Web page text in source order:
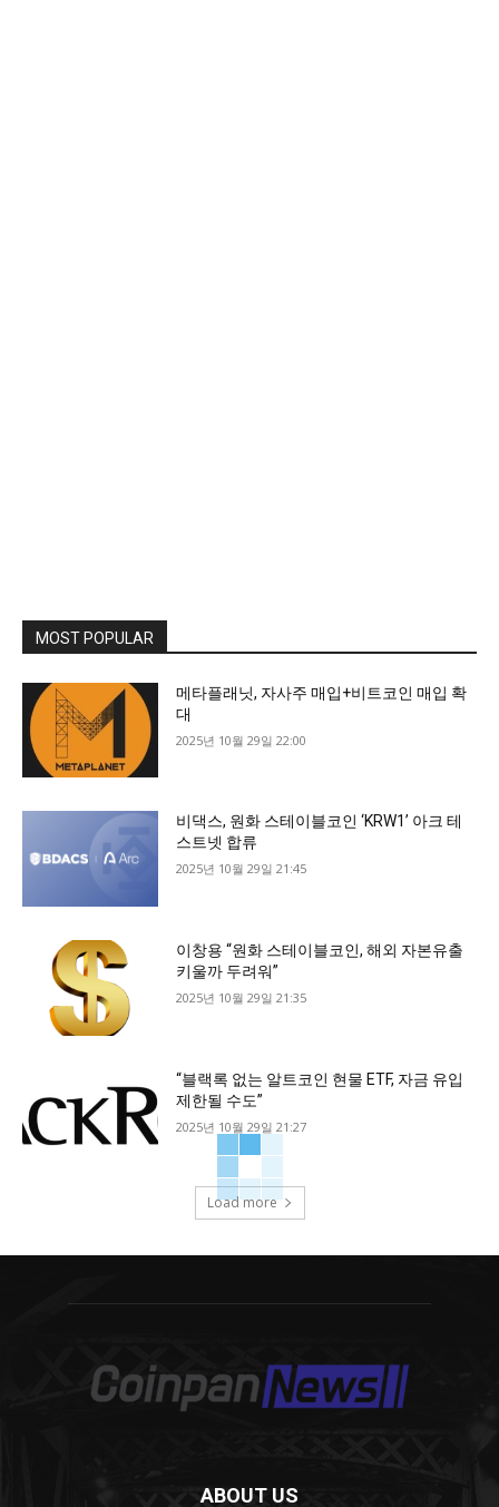
MOST POPULAR
메타플래닛, 자사주 매입+비트코인 매입 확
대
2025년 10월 29일 22:00
비댁스, 원화 스테이블코인 ‘KRW1’ 아크 테
스트넷 합류
2025년 10월 29일 21:45
이창용 “원화 스테이블코인, 해외 자본유출
키울까 두려워”
2025년 10월 29일 21:35
“블랙록 없는 알트코인 현물 ETF, 자금 유입
제한될 수도”
2025년 10월 29일 21:27
Load more
ABOUT US